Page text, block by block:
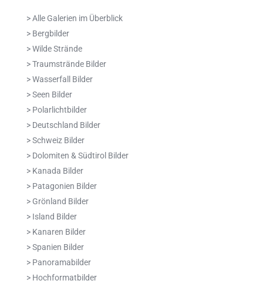
> Alle Galerien im Überblick
> Bergbilder
> Wilde Strände
> Traumstrände Bilder
> Wasserfall Bilder
> Seen Bilder
> Polarlichtbilder
> Deutschland Bilder
> Schweiz Bilder
> Dolomiten & Südtirol Bilder
> Kanada Bilder
> Patagonien Bilder
> Grönland Bilder
> Island Bilder
> Kanaren Bilder
> Spanien Bilder
> Panoramabilder
> Hochformatbilder